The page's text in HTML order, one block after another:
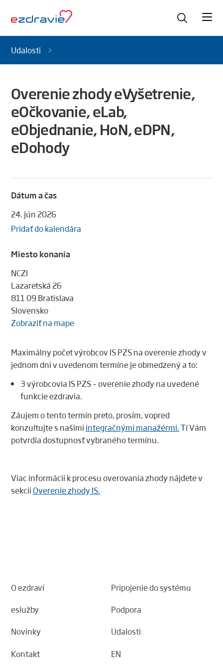
Udalosti
Overenie zhody eVyšetrenie,
eOčkovanie, eLab,
eObjednanie, HoN, eDPN,
eDohody
Dátum a čas
24. jún 2026
Pridať do kalendára
Miesto konania
NCZI
Lazaretská 26
811 09 Bratislava
Slovensko
Zobraziť na mape
Maximálny počet výrobcov IS PZS na overenie zhody v
jednom dni v uvedenom termíne je obmedzený a to:
3 výrobcovia IS PZS – overenie zhody na uvedené
funkcie ezdravia.
Záujem o tento termín preto, prosím, vopred
konzultujte s našimi integračnými manažérmi.Tí Vám
potvrdia dostupnosť vybraného termínu.
Viac informácií k procesu overovania zhody nájdete v
sekciiOverenie zhody IS.
O ezdraví
Pripojenie do systému
eslužby
Podpora
Novinky
Udalosti
Kontakt
EN